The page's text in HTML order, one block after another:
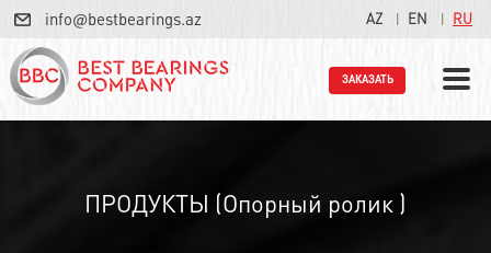
info@bestbearings.az AZ EN RU
ЗАКАЗАТЬ
ПРОДУКТЫ (Опорный ролик )